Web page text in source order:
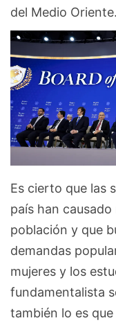
del Medio Oriente.
Es cierto que las
país han
población y que
demandas
mujeres y los
fundamentalista
también lo es